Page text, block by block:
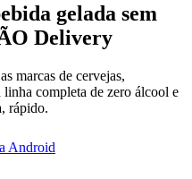
gelada sem
Delivery
marcas de cervejas,
completa de zero álcool e
rápido.
Android